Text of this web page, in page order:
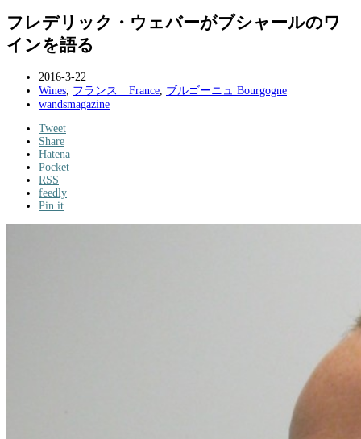
フレデリック・ウェバーがブシャールのワ
インを語る
2016-3-22
Wines フランス France ブルゴーニュ Bourgogne
wandsmagazine
Tweet
Share
Hatena
Pocket
RSS
feedly
Pin it